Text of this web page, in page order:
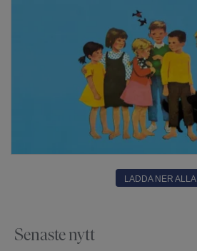
LADDA NER ALLA
Senaste nytt